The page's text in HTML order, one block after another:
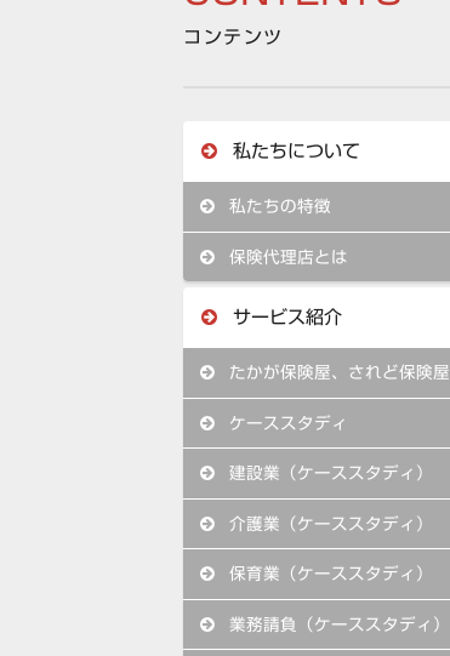
コンテンツ
私たちについて
私たちの特徴
保険代理店とは
サービス紹介
たかが保険屋、されど保険屋
ケーススタディ
建設業（ケーススタディ）
介護業（ケーススタディ）
保育業（ケーススタディ）
業務請負（ケーススタディ）